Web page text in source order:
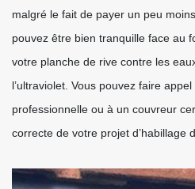
malgré le fait de payer un peu
pouvez être bien tranquille face au
votre planche de rive contre les
l’ultraviolet. Vous pouvez faire
professionnelle ou à un couvreur
correcte de votre projet d’habillage